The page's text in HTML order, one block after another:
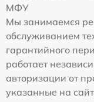
МФУ
Мы занимаемся
обслуживанием
гарантийного
работает
авторизации от
указанные на